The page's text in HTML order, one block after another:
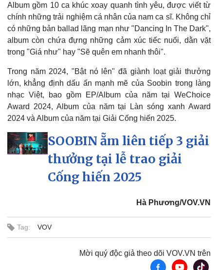
Ô tô - Xe máy
Album gồm 10 ca khúc xoay quanh tình yêu, được viết từ
chính những trải nghiệm cá nhân của nam ca sĩ. Không chỉ
có những bản ballad lãng mạn như "Dancing In The Dark",
album còn chứa đựng những cảm xúc tiếc nuối, dằn vặt
trong "Giá như" hay "Sẽ quên em nhanh thôi".
Trong năm 2024, "Bật nó lên" đã giành loạt giải thưởng
lớn, khẳng định dấu ấn mạnh mẽ của Soobin trong làng
nhạc Việt, bao gồm EP/Album của năm tại WeChoice
Award 2024, Album của năm tại Làn sóng xanh Award
2024 và Album của năm tại Giải Cống hiến 2025.
SOOBIN ẵm liên tiếp 3 giải
thưởng tại lễ trao giải
Cống hiến 2025
Hà Phương/VOV.VN
Tag: VOV
Mời quý độc giả theo dõi VOV.VN trên